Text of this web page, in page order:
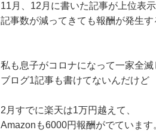
11月、12月に書いた記事が上位表
記事数が減ってきても報酬が発生す
私も息子がコロナになって一家全滅
ブログ1記事も書けてないんだけど
2月すでに楽天は1万円越えて、
Amazonも6000円報酬がでています